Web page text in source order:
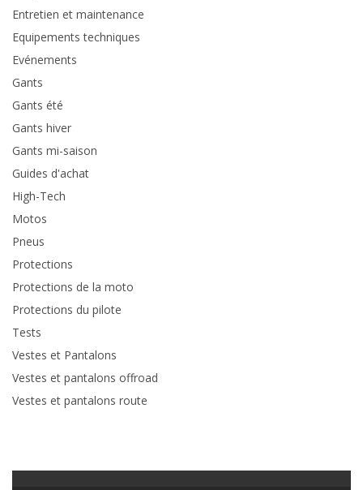
Entretien et maintenance
Equipements techniques
Evénements
Gants
Gants été
Gants hiver
Gants mi-saison
Guides d'achat
High-Tech
Motos
Pneus
Protections
Protections de la moto
Protections du pilote
Tests
Vestes et Pantalons
Vestes et pantalons offroad
Vestes et pantalons route